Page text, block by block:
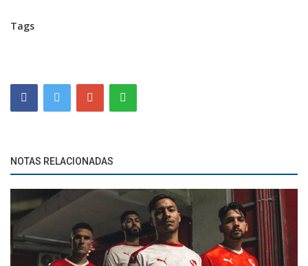
Tags
NOTAS RELACIONADAS